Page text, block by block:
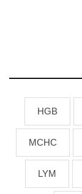
HGB
MCHC
LYM